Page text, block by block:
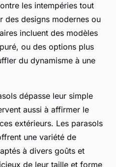
les intempéries tout
des designs modernes ou
incluent des modèles
ou des options plus
du dynamisme à une
dépasse leur simple
aussi à affirmer le
extérieurs. Les parasols
une variété de
à divers goûts et
de leur taille et forme